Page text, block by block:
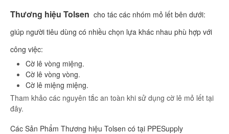
Thương hiệu Tolsen cho tác các nhóm mỏ lết bên dưới:
giúp người tiêu dùng có nhiều chọn lựa khác nhau phù hợp với
công việc:
Cờ lê vòng miệng.
Cờ lê vòng vòng.
Cờ lê miệng miệng.
Tham khảo các nguyên tắc an toàn khi sử dụng cờ lê mỏ lết tại
đây.
Các Sản Phẩm Thương hiệu Tolsen có tại PPESupply